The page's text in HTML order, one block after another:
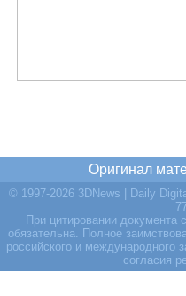
Оригинал
© 1997-2026 3DNews | Daily
При цитировании документа
обязательна. Полное
российского и международного
согласия